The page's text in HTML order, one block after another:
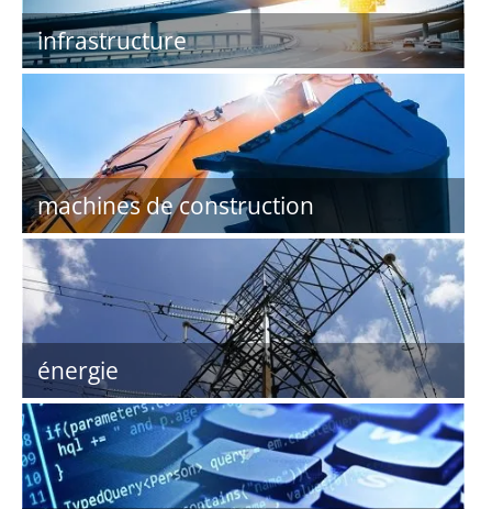
infrastructure
machines de construction
énergie